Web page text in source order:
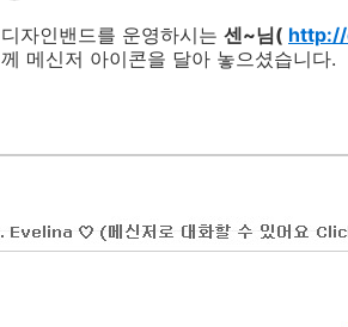
디자인밴드를 운영하시는 센~님(
께 메신저 아이콘을 달아 놓으셨습니다.